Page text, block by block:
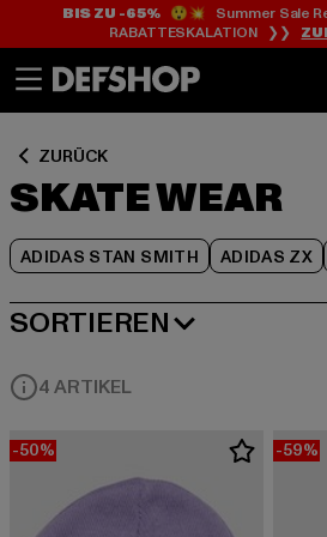
Zum
Inhalt
Zum
BIS ZU -65%😲💥 Summer Sale
RABATTESKALATION ❯❯
ZURÜCK
SKATE WEAR
ADIDAS STAN SMITH ADIDAS ZX
Zum
SORTIEREN
BELIEBTESTE
4 ARTIKEL
-50% -59%